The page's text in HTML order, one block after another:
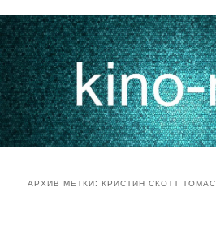
АРХИВ МЕТКИ:КРИСТИН СКОТТ ТОМАС